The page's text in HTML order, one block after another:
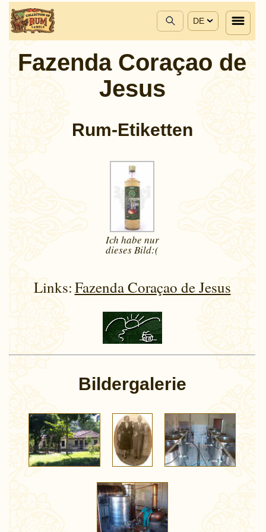
DE
Fazenda Coraçao de
Jesus
Rum-Etiketten
Ich habe nur
diesesBild:(
Links:Fazenda Coraçao de Jesus
Bildergalerie